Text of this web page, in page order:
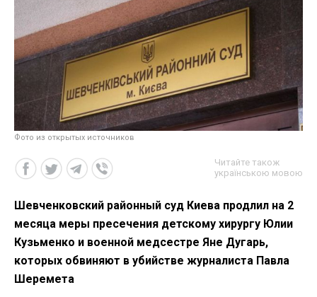
Фото из открытых источников
Читайте також
українською мовою
Шевченковский районный суд Киева продлил на 2
месяца меры пресечения детскому хирургу Юлии
Кузьменко и военной медсестре Яне Дугарь,
которых обвиняют в убийстве журналиста Павла
Шеремета